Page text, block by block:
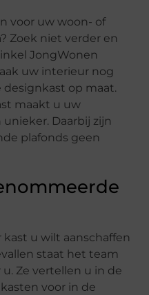
voor uw woon- of
Zoek niet verder en
JongWonen
uw interieur nog
op maat.
maakt u uw
Daarbij zijn
plafonds geen
u wilt aanschaffen
staat het team
Ze vertellen u in de
voor in de